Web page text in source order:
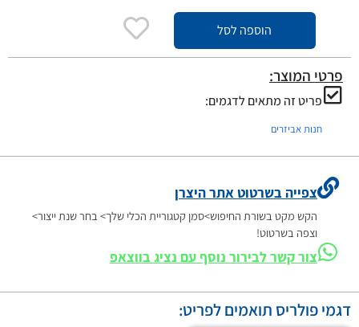
הוספה לסל
פרטי המוצר:
פריט זה מתאים לדגמים:
חנות אביזרים
צפייה בשרטוט אתר היצרן
הקש מקט בשורת החיפוש>סמן קטגוריית הכלי שלך> בחר שנת ייצור>
וצפה בשרטוט!
צור קשר לבירור נוסף עם נציג בווצאפ
דגמי פולריס תואמים לפריט: